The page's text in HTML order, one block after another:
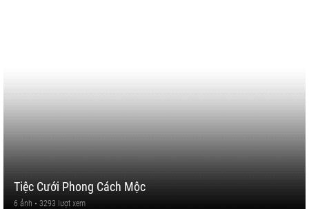
Tiệc Cưới Phong Cách Mộc
6 ảnh • 3293 lượt xem